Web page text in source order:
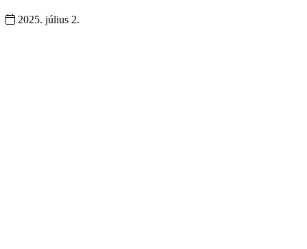
2025. július 2.